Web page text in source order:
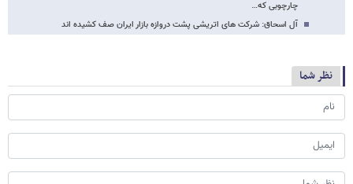
چارچوبی که…
آل اسحاق: شرکت های اتریشی پشت دروازه بازار ایران صف کشیده اند
نظر شما